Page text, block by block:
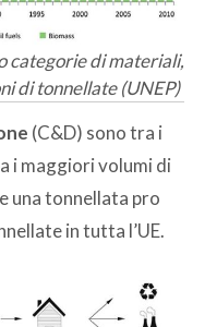
categorie di materiali,
di tonnellate (UNEP)
(C&D) sono tra i
i maggiori volumi di
una tonnellata pro
in tutta l’UE.